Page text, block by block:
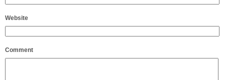
Website
Comment